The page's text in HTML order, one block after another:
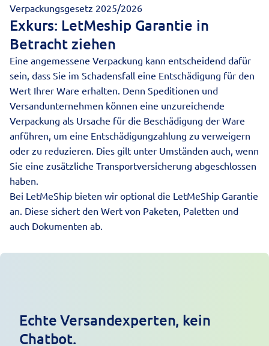
Verpackungsgesetz 2025/2026
Exkurs: LetMeship Garantie in
Betracht ziehen
Eine angemessene Verpackung kann entscheidend dafür
sein, dass Sie im Schadensfall eine Entschädigung für den
Wert Ihrer Ware erhalten. Denn Speditionen und
Versandunternehmen können eine unzureichende
Verpackung als Ursache für die Beschädigung der Ware
anführen, um eine Entschädigungzahlung zu verweigern
oder zu reduzieren. Dies gilt unter Umständen auch, wenn
Sie eine zusätzliche Transportversicherung abgeschlossen
haben.
Bei LetMeShip bieten wir optional die LetMeShip Garantie
an. Diese sichert den Wert von Paketen, Paletten und
auch Dokumenten ab.
Echte Versandexperten, kein
Chatbot.